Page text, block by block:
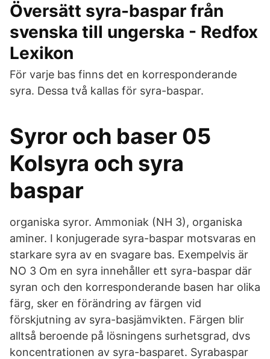
Översätt syra-baspar från
svenska till ungerska - Redfox
Lexikon
För varje bas finns det en korresponderande
syra. Dessa två kallas för syra-baspar.
Syror och baser 05
Kolsyra och syra
baspar
organiska syror. Ammoniak (NH 3), organiska
aminer. I konjugerade syra-baspar motsvaras en
starkare syra av en svagare bas. Exempelvis är
NO 3 Om en syra innehåller ett syra-baspar där
syran och den korresponderande basen har olika
färg, sker en förändring av färgen vid
förskjutning av syra-basjämvikten. Färgen blir
alltså beroende på lösningens surhetsgrad, dvs
koncentrationen av syra-basparet. Syrabaspar